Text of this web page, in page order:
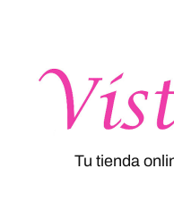
Tu tienda